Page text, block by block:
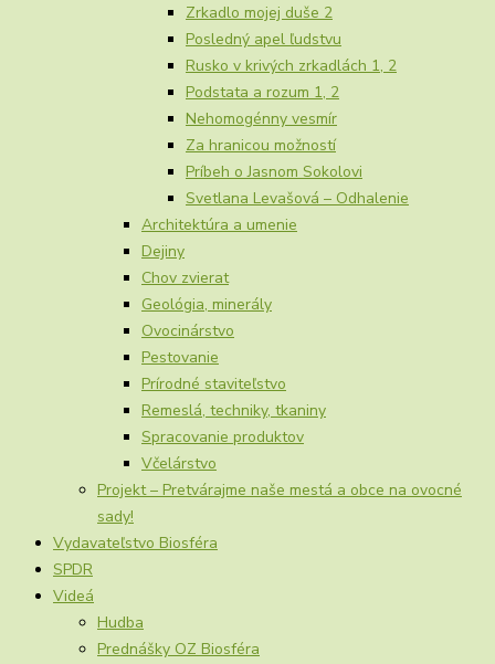
Zrkadlo mojej duše 2
Posledný apel ľudstvu
Rusko v krivých zrkadlách 1, 2
Podstata a rozum 1, 2
Nehomogénny vesmír
Za hranicou možností
Príbeh o Jasnom Sokolovi
Svetlana Levašová – Odhalenie
Architektúra a umenie
Dejiny
Chov zvierat
Geológia, minerály
Ovocinárstvo
Pestovanie
Prírodné staviteľstvo
Remeslá, techniky, tkaniny
Spracovanie produktov
Včelárstvo
Projekt – Pretvárajme naše mestá a obce na ovocné
sady!
Vydavateľstvo Biosféra
SPDR
Videá
Hudba
Prednášky OZ Biosféra